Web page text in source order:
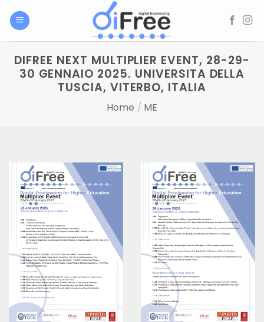
DIFREE NEXT MULTIPLIER EVENT, 28-29-
30 GENNAIO 2025. UNIVERSITA DELLA
TUSCIA, VITERBO, ITALIA
Home / ME